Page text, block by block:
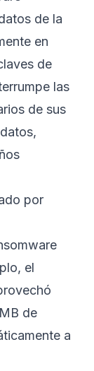
de la
en
de
las
de sus
por
el
de
a